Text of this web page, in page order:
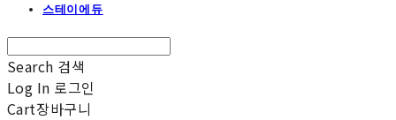
스테이에듀
Search 검색
Log In 로그인
Cart장바구니